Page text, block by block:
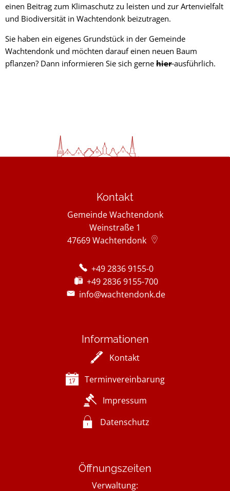
einen Beitrag zum Klimaschutz zu leisten und zur Artenvielfalt
und Biodiversität in Wachtendonk beizutragen.
Sie haben ein eigenes Grundstück in der Gemeinde
Wachtendonk und möchten darauf einen neuen Baum
pflanzen? Dann informieren Sie sich gerne hier ausführlich.
Kontakt
Gemeinde Wachtendonk
Weinstraße 1
47669Wachtendonk
+49 2836 9155-0
+49 2836 9155-700
info@wachtendonk.de
Informationen
Kontakt
Terminvereinbarung
Impressum
Datenschutz
Öffnungszeiten
Verwaltung: